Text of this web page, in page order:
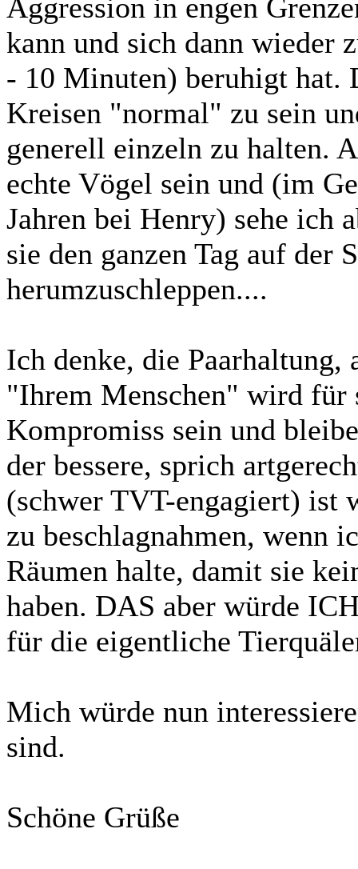
Aggression in engen
kann und sich dann wieder
- 10 Minuten) beruhigt hat.
Kreisen "normal" zu sein
generell einzeln zu halten.
echte Vögel sein und (im
Jahren bei Henry) sehe ich
sie den ganzen Tag auf der
herumzuschleppen....
Ich denke, die
"Ihrem Menschen" wird für
Kompromiss sein und
der bessere, sprich
(schwer TVT-engagiert) ist
zu beschlagnahmen, wenn
Räumen halte, damit sie
haben. DAS aber würde
für die eigentliche
Mich würde nun
sind.
Schöne Grüße